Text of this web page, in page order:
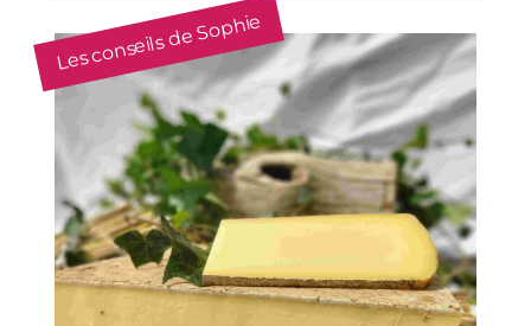
Les conseils de Sophie